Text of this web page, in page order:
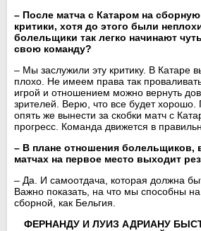
– После матча с Катаром на
критики, хотя до этого были
болельщики так легко начинают
свою команду?
– Мы заслужили эту критику. В Катаре
плохо. Не имеем права так
игрой и отношением можно вернуть
зрителей. Верю, что все будет хорошо.
опять же вынести за скобки матч с
прогресс. Команда движется в
– В плане отношения болельщиков,
матчах на первое место выходит
– Да. И самоотдача, которая должна
Важно показать, на что мы способны
сборной, как Бельгия.
ФЕРНАНДУ И ЛУИЗ АДРИАНУ